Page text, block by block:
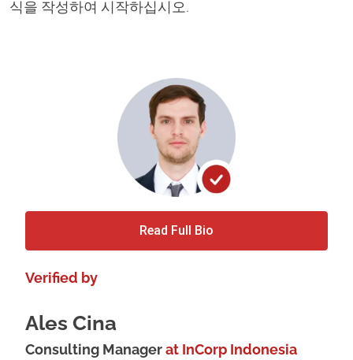
식을 작성하여 시작하십시오.
Read Full Bio
Verified by
Ales Cina
Consulting Managerat InCorp Indonesia